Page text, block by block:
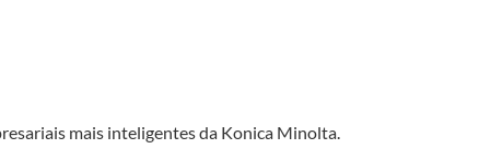
mais inteligentes da Konica Minolta.